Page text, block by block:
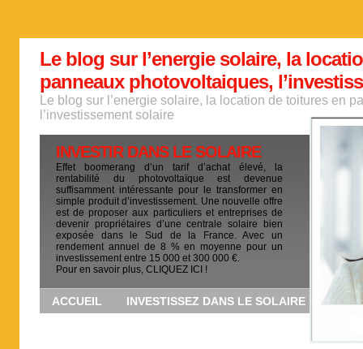
Le blog sur l’energie solaire, la
panneaux photovoltaiques,
Le blog sur l’energie solaire, la location de toitures en
l’investissement solaire
INVESTIR DANS LE SOLAIRE
Effet boomerang d’un tarif d’achat élevé, la
rentabilité du photovoltaïque est devenue
suffisamment intéressante pour le transformer en
simple produit d’investissement. Une nouvelle offre
est de proposer aux particuliers et entreprises de
devenir propriétaires d’une centrale solaire bien
exposée dans le Sud de la France. Avec un
rendement annuel de 8 % en moyenne pour un
investissement entre 15 000 et 300 000 €.
Pour en savoir plus, CLIQUEZ ICI !
ACCUEIL INVESTISSEZ DANS LE SOLAIRE